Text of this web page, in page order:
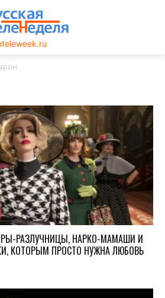
РАЗЛУЧНИЦЫ, НАРКО-МАМАШИ И
КОТОРЫМ ПРОСТО НУЖНА ЛЮБОВЬ